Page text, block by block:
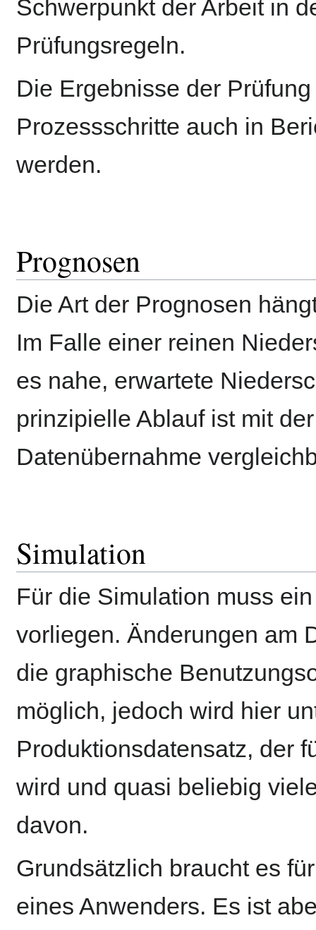
Schwerpunkt der Arbeit in
Prüfungsregeln.
Die Ergebnisse der
Prozessschritte auch in
werden.
Prognosen
Die Art der Prognosen
Im Falle einer reinen
es nahe, erwartete
prinzipielle Ablauf ist mit
Datenübernahme
Simulation
Für die Simulation muss
vorliegen. Änderungen am
die graphische
möglich, jedoch wird hier
Produktionsdatensatz, der
wird und quasi beliebig
davon.
Grundsätzlich braucht es
eines Anwenders. Es ist